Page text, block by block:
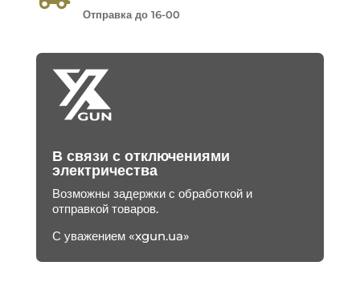
Отправка до 16-00
В связи с отключениями
электричества
Возможны задержки с обработкой и
отправкой товаров.
С уважением «xgun.ua»